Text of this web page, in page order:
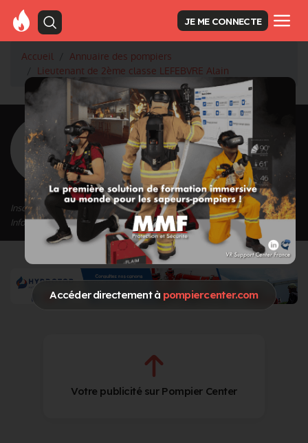
Accéder directement à pompiercenter.com
JE ME CONNECTE
Accueil
Annuaire des pompiers
Lieutenant de 2ème classe LEFEBVRE Alain
<Retour à la liste des pompiers
LEFEBVRE Alain
Grade : Lieutenant de 2ème classe
Inscrit depuis le 13/09/2020 à 11:29
Informations mises à jour le 03/11/2020 à 17:58
Votre publicité sur Pompier Center